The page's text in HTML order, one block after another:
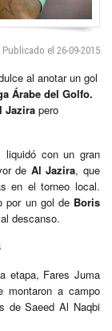
Publicado el 26-09-2015
al anotar un gol
Árabe del Golfo.
Jazira pero
con un gran
de Al Jazira, que
en el torneo local.
por un gol de Boris
descanso.
etapa, Fares Juma
a campo
de Saeed Al Naqbi